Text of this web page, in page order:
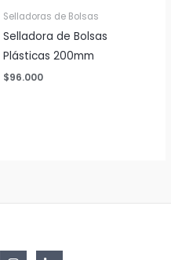
Selladoras de Bolsas
Selladora de Bolsas
Plásticas 200mm
$96.000